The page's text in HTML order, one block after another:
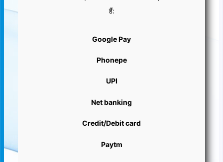
हैं:
Google Pay
Phonepe
UPI
Net banking
Credit/Debit card
Paytm